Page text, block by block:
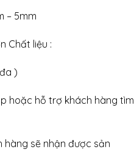
– 5mm
Chất liệu :
)
hoặc hỗ trợ khách hàng tìm
hàng sẽ nhận được sản